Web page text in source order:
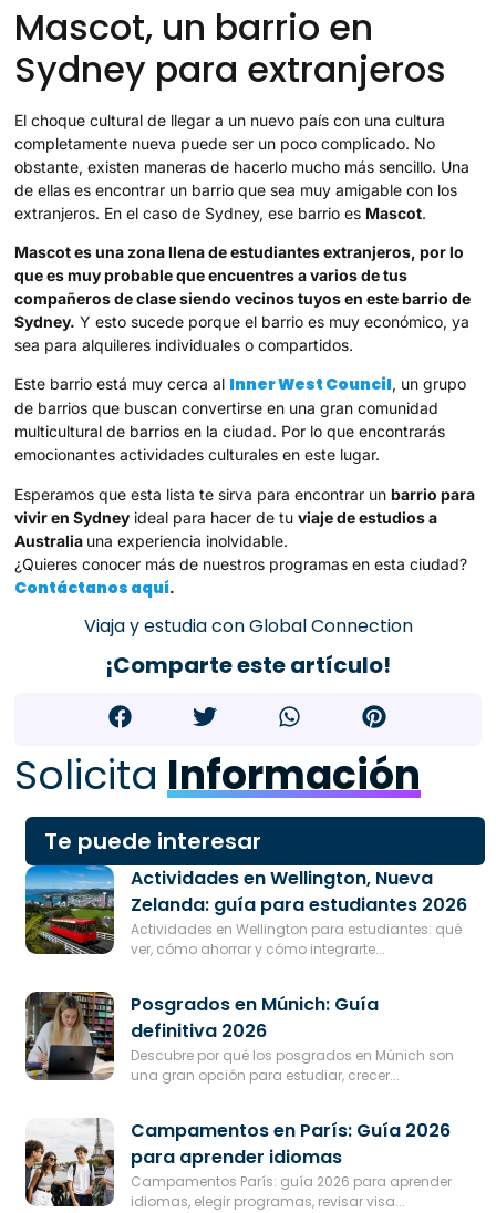
Mascot, un barrio en
Sydney para extranjeros
El choque cultural de llegar a un nuevo país con una cultura
completamente nueva puede ser un poco complicado. No
obstante, existen maneras de hacerlo mucho más sencillo. Una
de ellas es encontrar un barrio que sea muy amigable con los
extranjeros. En el caso de Sydney, ese barrio es Mascot.
Mascot es una zona llena de estudiantes extranjeros, por lo
que es muy probable que encuentres a varios de tus
compañeros de clase siendo vecinos tuyos en este barrio de
Sydney. Y esto sucede porque el barrio es muy económico, ya
sea para alquileres individuales o compartidos.
Este barrio está muy cerca al Inner West Council, un grupo
de barrios que buscan convertirse en una gran comunidad
multicultural de barrios en la ciudad. Por lo que encontrarás
emocionantes actividades culturales en este lugar.
Esperamos que esta lista te sirva para encontrar unbarrio para
vivir en Sydney ideal para hacer de tuviaje de estudios a
Australia una experiencia inolvidable.
¿Quieres conocer más de nuestros programas en esta ciudad?
Contáctanos aquí.
Viaja y estudia con Global Connection
¡Comparte este artículo!
Solicita Información
Te puede interesar
Actividades en Wellington, Nueva
Zelanda: guía para estudiantes 2026
Actividades en Wellington para estudiantes: qué
ver, cómo ahorrar y cómo integrarte...
Posgrados en Múnich: Guía
definitiva 2026
Descubre por qué los posgrados en Múnich son
una gran opción para estudiar, crecer...
Campamentos en París: Guía 2026
para aprender idiomas
Campamentos París: guía 2026 para aprender
idiomas, elegir programas, revisar visa...